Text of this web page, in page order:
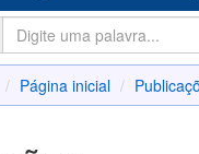
Página inicial